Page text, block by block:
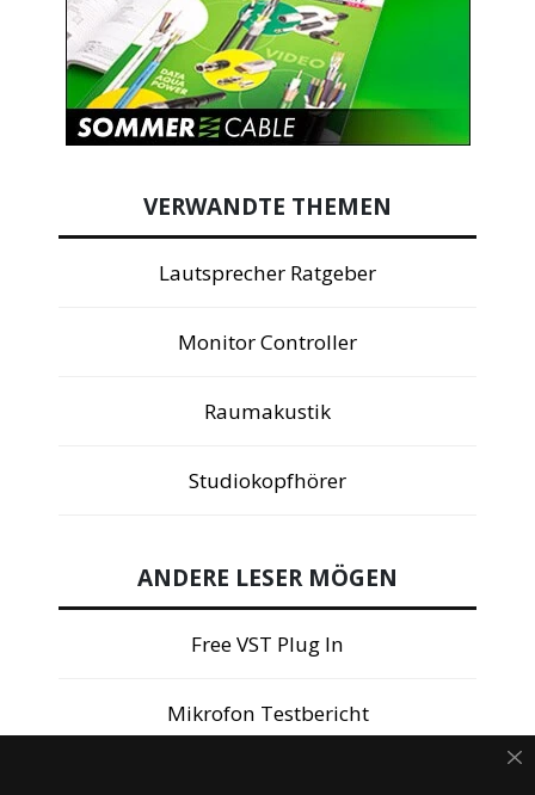
VERWANDTE THEMEN
Lautsprecher Ratgeber
Monitor Controller
Raumakustik
Studiokopfhörer
ANDERE LESER MÖGEN
Free VST Plug In
Mikrofon Testbericht